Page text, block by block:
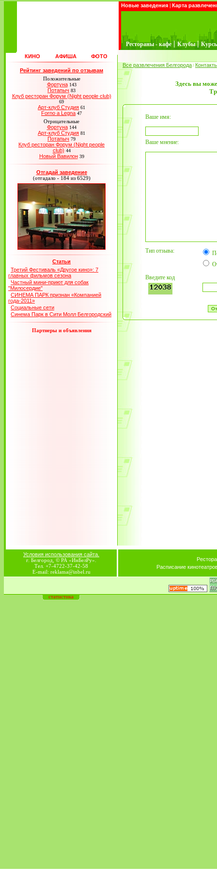
Новые заведения | Карта
Рестораны - кафе | Клубы |
КИНО АФИША ФОТО
Рейтинг заведений по отзывам
Положительные
Фортуна 143
Потапыч 83
Клуб ресторан Форум (Night people club)
69
Арт-клуб Студия 61
Forno a Legna 47
Отрицательные
Фортуна 144
Арт-клуб Студия 81
Потапыч 79
Клуб ресторан Форум (Night people
club) 44
Новый Вавилон 39
Отгадай заведение
(отгадало - 184 из 6529)
Статьи
Третий Фестиваль «Другое кино»: 7
главных фильмов сезона
Частный мини-приют для собак
"Милосердие"
СИНЕМА ПАРК признан «Компанией
года-2011»
Социальные сети
Синема Парк в Сити Молл Белгородский
Партнеры и объявления
Все развлечения Белгорода /
Здесь вы
Ваше имя:
Ваше мнение:
Тип отзыва:
Введите код
Условия использования сайта.
г. Белгород, © РА «ИнБелРу».
Тел. +7-4722-37-42-58
E-mail: reklama@inbel.ru
Расписание
статистика